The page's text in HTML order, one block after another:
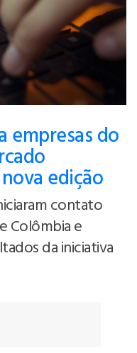
empresas do
edição
contato
Colômbia e
da iniciativa